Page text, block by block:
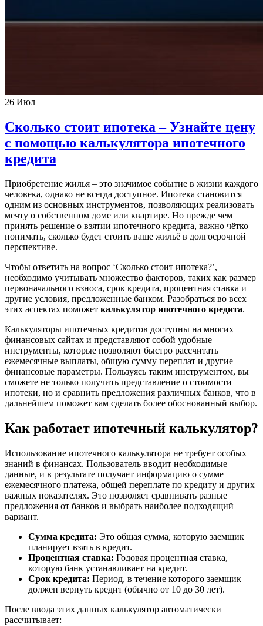
26 Июл
Сколько стоит ипотека – Узнайте цену
с помощью калькулятора ипотечного
кредита
Приобретение жилья – это значимое событие в жизни каждого
человека, однако не всегда доступное. Ипотека становится
одним из основных инструментов, позволяющих реализовать
мечту о собственном доме или квартире. Но прежде чем
принять решение о взятии ипотечного кредита, важно чётко
понимать, сколько будет стоить ваше жильё в долгосрочной
перспективе.
Чтобы ответить на вопрос ‘Сколько стоит ипотека?’,
необходимо учитывать множество факторов, таких как размер
первоначального взноса, срок кредита, процентная ставка и
другие условия, предложенные банком. Разобраться во всех
этих аспектах поможет калькулятор ипотечного кредита.
Калькуляторы ипотечных кредитов доступны на многих
финансовых сайтах и представляют собой удобные
инструменты, которые позволяют быстро рассчитать
ежемесячные выплаты, общую сумму переплат и другие
финансовые параметры. Пользуясь таким инструментом, вы
сможете не только получить представление о стоимости
ипотеки, но и сравнить предложения различных банков, что в
дальнейшем поможет вам сделать более обоснованный выбор.
Как работает ипотечный калькулятор?
Использование ипотечного калькулятора не требует особых
знаний в финансах. Пользователь вводит необходимые
данные, и в результате получает информацию о сумме
ежемесячного платежа, общей переплате по кредиту и других
важных показателях. Это позволяет сравнивать разные
предложения от банков и выбрать наиболее подходящий
вариант.
Сумма кредита: Это общая сумма, которую заемщик
планирует взять в кредит.
Процентная ставка: Годовая процентная ставка,
которую банк устанавливает на кредит.
Срок кредита: Период, в течение которого заемщик
должен вернуть кредит (обычно от 10 до 30 лет).
После ввода этих данных калькулятор автоматически
рассчитывает: